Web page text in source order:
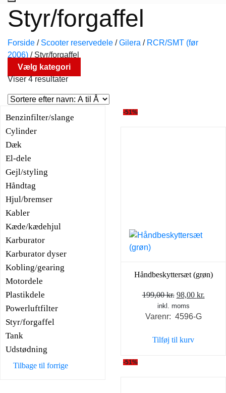
Styr/forgaffel
Forside / Scooter reservedele / Gilera / RCR/SMT (før
2006) /Styr/forgaffel
Vælg kategori
Viser 4 resultater
Benzinfilter/slange
Cylinder
Dæk
El-dele
Gejl/styling
Håndtag
Hjul/bremser
Kabler
Kæde/kædehjul
Karburator
Karburator dyser
Kobling/gearing
Motordele
Plastikdele
Powerluftfilter
Styr/forgaffel
Tank
Udstødning
Tilbage til forrige
-51%
Håndbeskyttersæt (grøn)
199,00kr. Den
oprindelige
pris
199,00 kr..
98,00 kr.
inkl. moms
Varenr: 4596-G
Tilføj til kurv
-51%